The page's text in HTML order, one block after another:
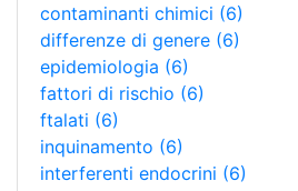
contaminanti chimici (6)
differenze di genere (6)
epidemiologia (6)
fattori di rischio (6)
ftalati (6)
inquinamento (6)
interferenti endocrini (6)